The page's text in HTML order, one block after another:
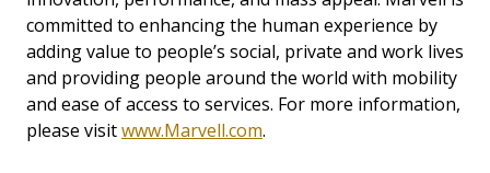
committed to enhancing the human experience by
adding value to people’s social, private and work lives
and providing people around the world with mobility
and ease of access to services. For more information,
please visitwww.Marvell.com.